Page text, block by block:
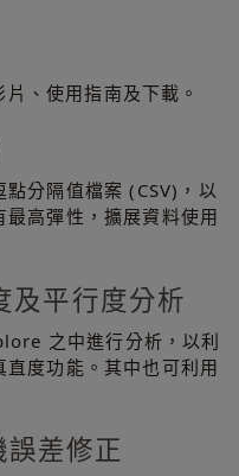
、使用指南及下載。
分隔值檔案 (CSV)，以
高彈性，擴展資料使用
及平行度分析
之中進行分析，以利
度功能。其中也可利用
差修正